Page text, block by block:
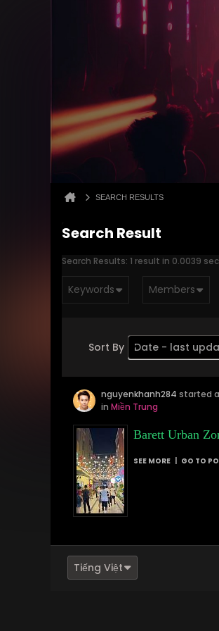
SEARCH RESULTS
Search Result
Search Results: 1 result in 0.0039
Keywords Members
Sort By Date - last
Order Descending
nguyenkhanh284 started
in Miền Trung
Barett Urban
SEE MORE GO TO
Tiếng Việt